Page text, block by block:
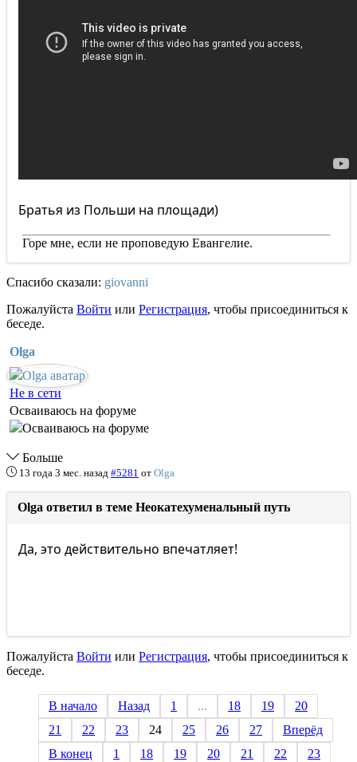
Братья из Польши на площади)
Горе мне, если не проповедую Евангелие.
Спасибо сказали: giovanni
Пожалуйста Войти или Регистрация, чтобы присоединиться к
беседе.
Olga
Не в сети
Осваиваюсь на форуме
Больше
13 года 3 мес. назад #5281 от Olga
Olga ответил в теме Неокатехуменальный путь
Да, это действительно впечатляет!
Пожалуйста Войти или Регистрация, чтобы присоединиться к
беседе.
В начало Назад 1 ... 18 19
20
21
22 23 24 25 26 27
Вперёд
В конец
1 18 19 20 21 22
23